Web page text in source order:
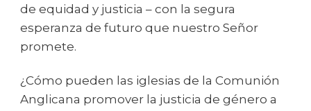
de equidad y justicia – con la segura
esperanza de futuro que nuestro Señor
promete.
¿Cómo pueden las iglesias de la Comunión
Anglicana promover la justicia de género a